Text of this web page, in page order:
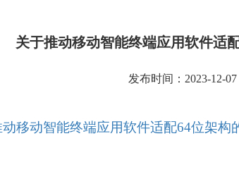
关于推动移动智能终端应用软件适
发布时间：2023-12-07
动移动智能终端应用软件适配64位架构